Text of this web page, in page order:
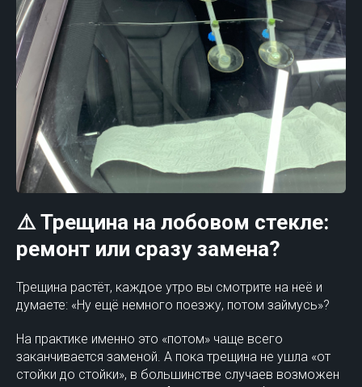
⚠️ Трещина на лобовом стекле:
ремонт или сразу замена?
Трещина растёт, каждое утро вы смотрите на неё и
думаете: «Ну ещё немного поезжу, потом займусь»?
На практике именно это «потом» чаще всего
заканчивается заменой. А пока трещина не ушла «от
стойки до стойки», в большинстве случаев возможен